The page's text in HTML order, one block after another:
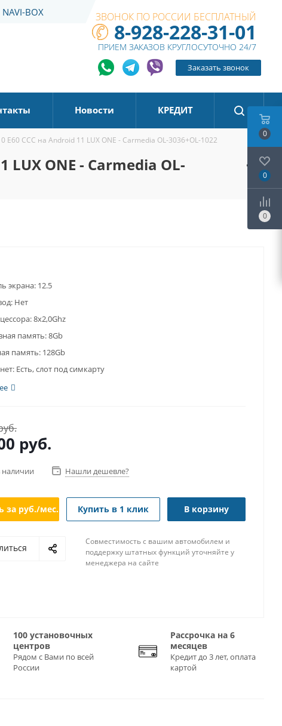
NAVI-BOX ЗВОНОК ПО РОССИИ БЕСПЛАТНЫЙ
8-928-228-31-01
ПРИЕМ ЗАКАЗОВ КРУГЛОСУТОЧНО 24/7
Заказать звонок
Новости КРЕДИТ
CCC на Android 11 LUX ONE - Carmedia OL-3036+OL-1022
LUX ONE - Carmedia OL-
экрана: 12.5
Нет
8x2,0Ghz
память:8Gb
память: 128Gb
Есть, слот под симкарту
руб.
наличии Нашли дешевле?
за руб./мес. Купить в 1 клик В корзину
Совместимость с вашим автомобилем и
поддержку штатных функций уточняйте у
менеджера на сайте
100 установочных
центров
Рядом с Вами по всей
России
Рассрочка на 6
месяцев
Кредит до 3 лет, оплата
картой
0
0
0